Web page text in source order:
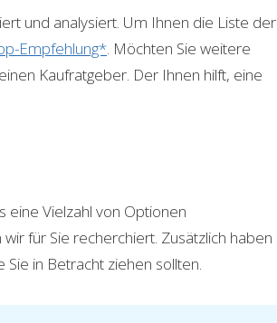
und analysiert. Um Ihnen die Liste der
Empfehlung*. Möchten Sie weitere
Kaufratgeber. Der Ihnen hilft, eine
eine Vielzahl von Optionen
für Sie recherchiert. Zusätzlich haben
in Betracht ziehen sollten.